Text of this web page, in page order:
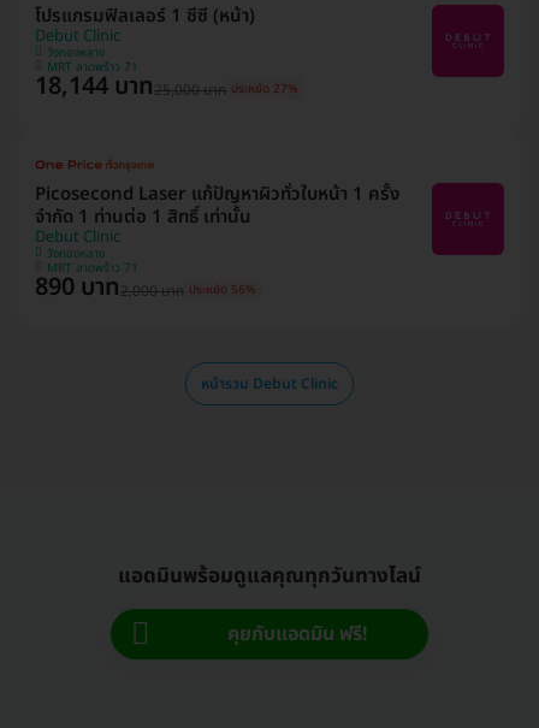
โปรแกรมฟิลเลอร์ 1 ซีซี (หน้า)
Debut Clinic
วังทองหลาง
MRT ลาดพร้าว 71
18,144 บาท25,000 บาท ประหยัด 27%
Picosecond Laser แก้ปัญหาผิวทั่วใบหน้า 1 ครั้ง
จำกัด 1 ท่านต่อ 1 สิทธิ์ เท่านั้น
Debut Clinic
วังทองหลาง
MRT ลาดพร้าว 71
890 บาท2,000 บาท ประหยัด 56%
หน้ารวม Debut Clinic
แอดมินพร้อมดูแลคุณทุกวันทางไลน์
คุยกับแอดมิน ฟรี!